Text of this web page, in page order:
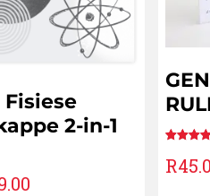
Fisiese
2-in-1
Rout of 5